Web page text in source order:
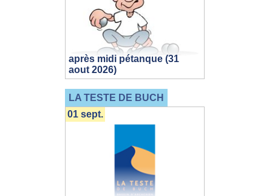
après midi pétanque (31
aout 2026)
LA TESTE DE BUCH
01 sept.